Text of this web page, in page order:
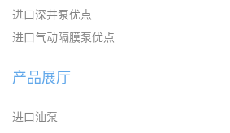
进口深井泵优点
进口气动隔膜泵优点
产品展厅
进口油泵